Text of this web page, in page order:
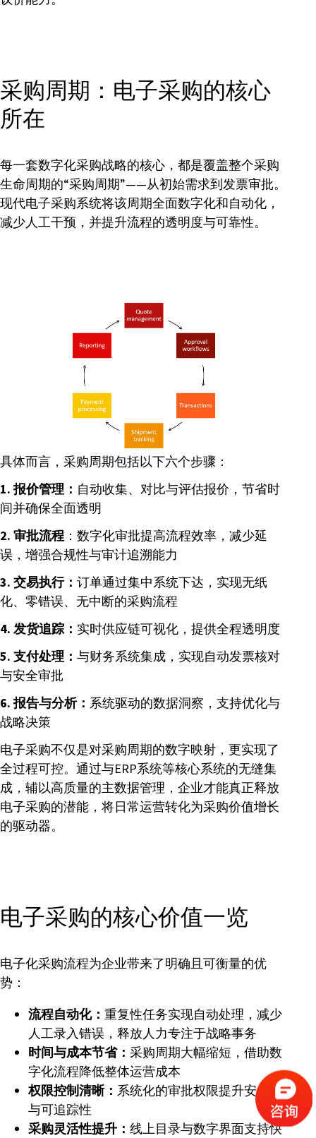
采购周期：电子采购的核心
所在
每一套数字化采购战略的核心，都是覆盖整个采购
生命周期的“采购周期”——从初始需求到发票审批。
现代电子采购系统将该周期全面数字化和自动化，
减少人工干预，并提升流程的透明度与可靠性。
具体而言，采购周期包括以下六个步骤：
1. 报价管理： 自动收集、对比与评估报价，节省时
间并确保全面透明
2. 审批流程 ：数字化审批提高流程效率，减少延
误，增强合规性与审计追溯能力
3. 交易执行： 订单通过集中系统下达，实现无纸
化、零错误、无中断的采购流程
4. 发货追踪： 实时供应链可视化，提供全程透明度
5. 支付处理： 与财务系统集成，实现自动发票核对
与安全审批
6. 报告与分析： 系统驱动的数据洞察，支持优化与
战略决策
电子采购不仅是对采购周期的数字映射，更实现了
全过程可控。通过与ERP系统等核心系统的无缝集
成，辅以高质量的主数据管理，企业才能真正释放
电子采购的潜能，将日常运营转化为采购价值增长
的驱动器。
电子采购的核心价值一览
电子化采购流程为企业带来了明确且可衡量的优
势：
流程自动化： 重复性任务实现自动处理，减少
人工录入错误，释放人力专注于战略事务
时间与成本节省： 采购周期大幅缩短，借助数
字化流程降低整体运营成本
权限控制清晰： 系统化的审批权限提升安全性
与可追踪性
采购灵活性提升： 线上目录与数字界面支持快